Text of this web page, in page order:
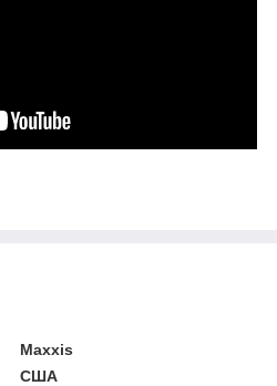
Maxxis
США